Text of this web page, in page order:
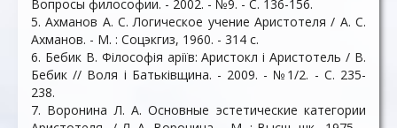
Вопросы философии. - 2002. - №9. - С. 136-156.
5. Ахманов А. С. Логическое учение Аристотеля / А. С.
Ахманов. - М. : Соцэкгиз, 1960. - 314 c.
6. Бебик В. Філософія аріїв: Аристокл і Аристотель / В.
Бебик // Воля і Батьківщина. - 2009. - №1/2. - С. 235-
238.
7. Воронина Л. А. Основные эстетические категории